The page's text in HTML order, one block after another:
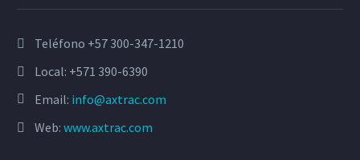
Teléfono +57 300-347-1210
Local: +571 390-6390
Email: info@axtrac.com
Web: www.axtrac.com